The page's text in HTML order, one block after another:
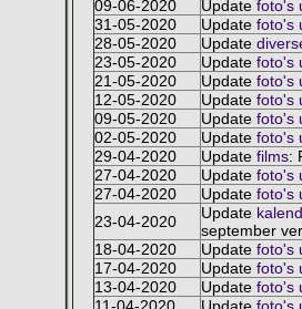
09-06-2020
Update foto's
31-05-2020
Update foto's
28-05-2020
Update
23-05-2020
Update foto's
21-05-2020
Update foto's
12-05-2020
Update foto's
09-05-2020
Update foto's
02-05-2020
Update foto's
29-04-2020
Update films:
27-04-2020
Update foto's
27-04-2020
Update foto's
23-04-2020
Update
september
18-04-2020
Update foto's
17-04-2020
Update foto's
13-04-2020
Update foto's